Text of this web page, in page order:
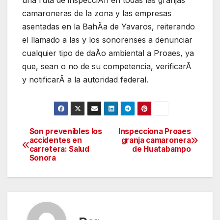
camaroneras de la zona y las empresas
asentadas en la BahÃa de Yavaros, reiterando
el llamado a las y los sonorenses a denunciar
cualquier tipo de daÃo ambiental a Proaes, ya
que, sean o no de su competencia, verificarÃ
y notificarÃ a la autoridad federal.
Navegación
de
entradas
Inspecciona Proaes
granja camaronera
de Huatabampo
Son prevenibles los
accidentes en
carretera: Salud
Sonora